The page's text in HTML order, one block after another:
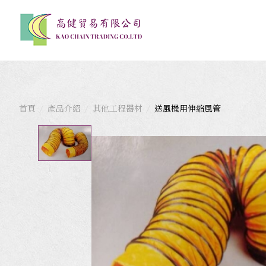
首頁 產品介紹 其他工程器材 送風機用伸縮風管